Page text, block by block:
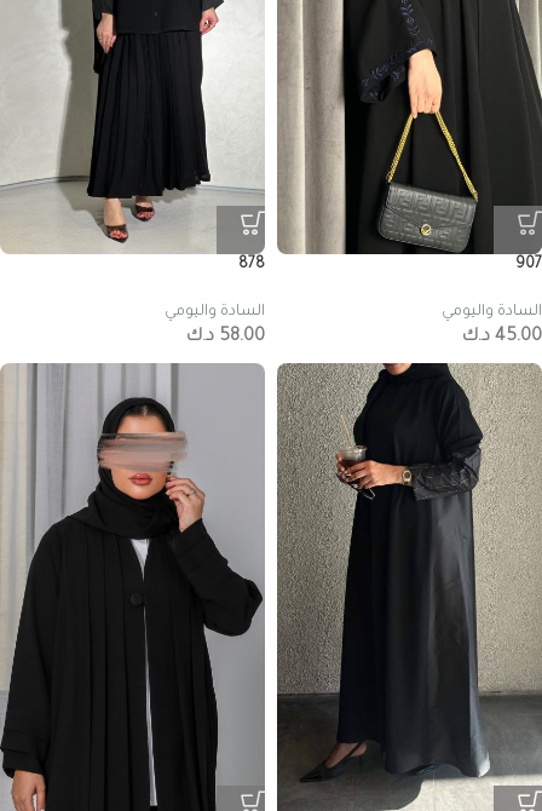
907
السادة واليومي
45.00 د.ك
878
السادة واليومي
58.00 د.ك